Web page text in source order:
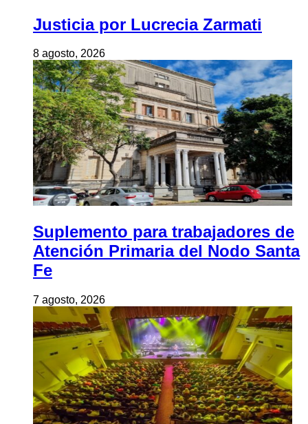
Justicia por Lucrecia Zarmati
8 agosto, 2026
Suplemento para trabajadores de
Atención Primaria del Nodo Santa
Fe
7 agosto, 2026